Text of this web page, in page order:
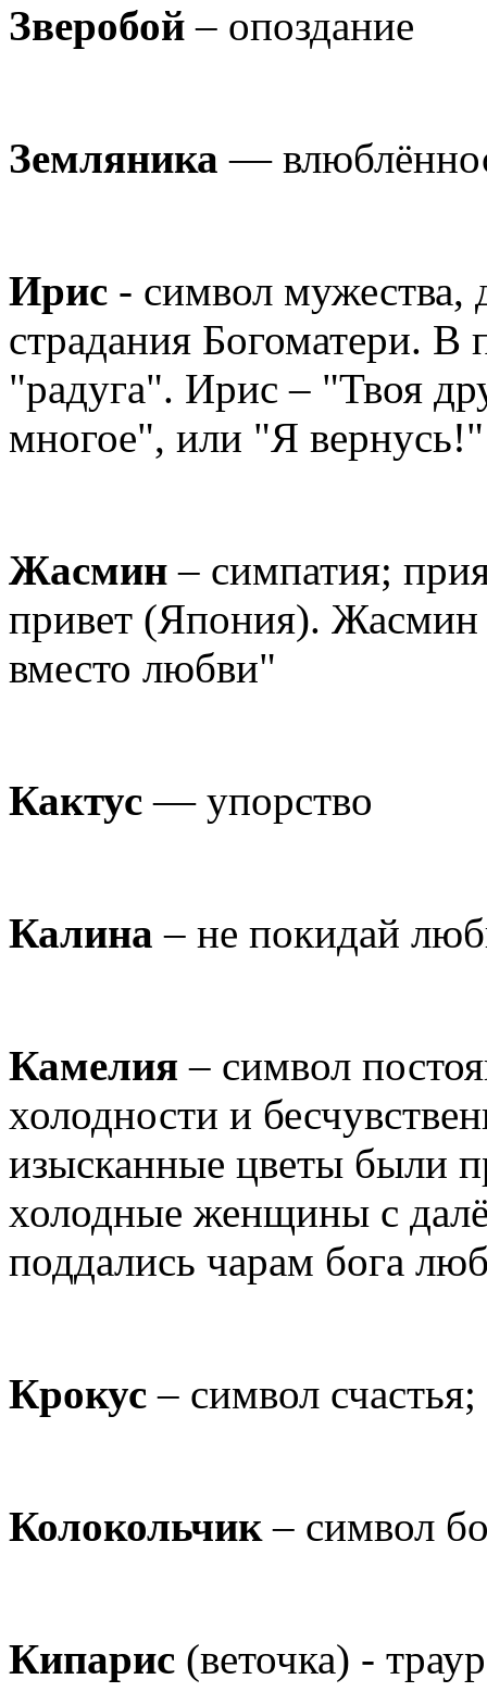
Зверобой – опоздание
Земляника —
Ирис - символ мужества,
страдания Богоматери. В
"радуга". Ирис – "Твоя
многое", или "Я вернусь!"
Жасмин – симпатия;
привет (Япония). Жасмин
вместо любви"
Кактус — упорство
Калина – не покидай
Камелия– символ
холодности и
изысканные цветы были
холодные женщины с
поддались чарам бога
Крокус – символ счастья;
Колокольчик– символ
Кипарис (веточка) - траур